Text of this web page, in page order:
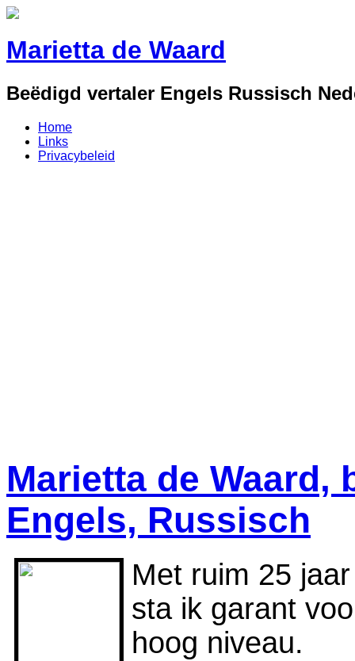
Marietta de Waard
Beëdigd vertaler Engels Russisch
Home
Links
Privacybeleid
Marietta de Waard,
Engels, Russisch
Met ruim 25
sta ik garant
hoog niveau.